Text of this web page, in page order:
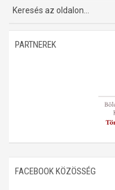
PARTNEREK
FACEBOOK KÖZÖSSÉG